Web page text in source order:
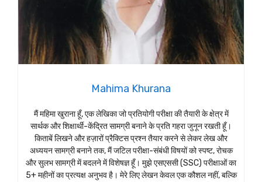
Mahima Khurana
मैं महिमा खुराना हूँ, एक लेखिका जो प्रतियोगी परीक्षा की तैयारी के क्षेत्र में
सार्थक और शिक्षार्थी-केंद्रित सामग्री बनाने के प्रति गहरा जुनून रखती हूँ।
किताबें लिखने और हज़ारों प्रैक्टिस प्रश्न तैयार करने से लेकर लेख और
अध्ययन सामग्री बनाने तक, मैं जटिल परीक्षा-संबंधी विषयों को स्पष्ट, रोचक
और सुलभ सामग्री में बदलने में विशेषज्ञ हूँ। मुझे एसएससी (SSC) परीक्षाओं का
5+ महीनों का प्रत्यक्ष अनुभव है। मेरे लिए लेखन केवल एक कौशल नहीं, बल्कि